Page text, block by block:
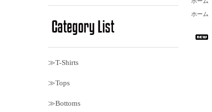
ホーム
≫T-Shirts
≫Tops
≫Bottoms